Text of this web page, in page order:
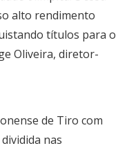
alto rendimento
títulos para o
Oliveira, diretor-
de Tiro com
nas